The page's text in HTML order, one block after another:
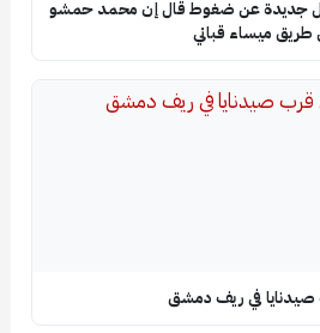
جديدة عن ضغوط قال إن محمد حمشو
ميساء قباني
في ريف دمشق